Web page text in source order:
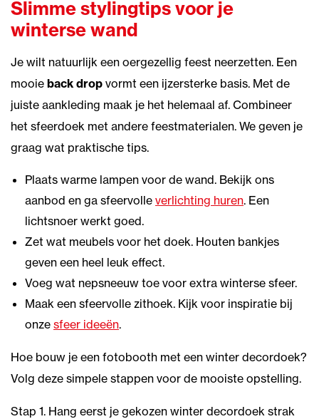
Slimme stylingtips voor je
winterse wand
Je wilt natuurlijk een oergezellig feest neerzetten. Een
mooie back drop vormt een ijzersterke basis. Met de
juiste aankleding maak je het helemaal af. Combineer
het sfeerdoek met andere feestmaterialen. We geven je
graag wat praktische tips.
Plaats warme lampen voor de wand. Bekijk ons
aanbod en ga sfeervolle verlichting huren. Een
lichtsnoer werkt goed.
Zet wat meubels voor het doek. Houten bankjes
geven een heel leuk effect.
Voeg wat nepsneeuw toe voor extra winterse sfeer.
Maak een sfeervolle zithoek. Kijk voor inspiratie bij
onze sfeer ideeën.
Hoe bouw je een fotobooth met een winter decordoek?
Volg deze simpele stappen voor de mooiste opstelling.
Stap 1. Hang eerst je gekozen winter decordoek strak